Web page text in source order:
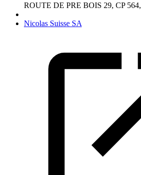
ROUTE DE PRE BOIS 29, CP 564,
Nicolas Suisse SA